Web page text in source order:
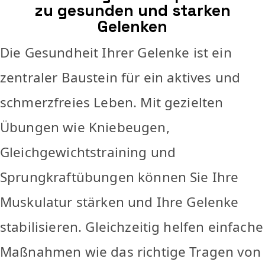
zu gesunden und starken
Gelenken
Die Gesundheit Ihrer Gelenke ist ein
zentraler Baustein für ein aktives und
schmerzfreies Leben. Mit gezielten
Übungen wie Kniebeugen,
Gleichgewichtstraining und
Sprungkraftübungen können Sie Ihre
Muskulatur stärken und Ihre Gelenke
stabilisieren. Gleichzeitig helfen einfache
Maßnahmen wie das richtige Tragen von